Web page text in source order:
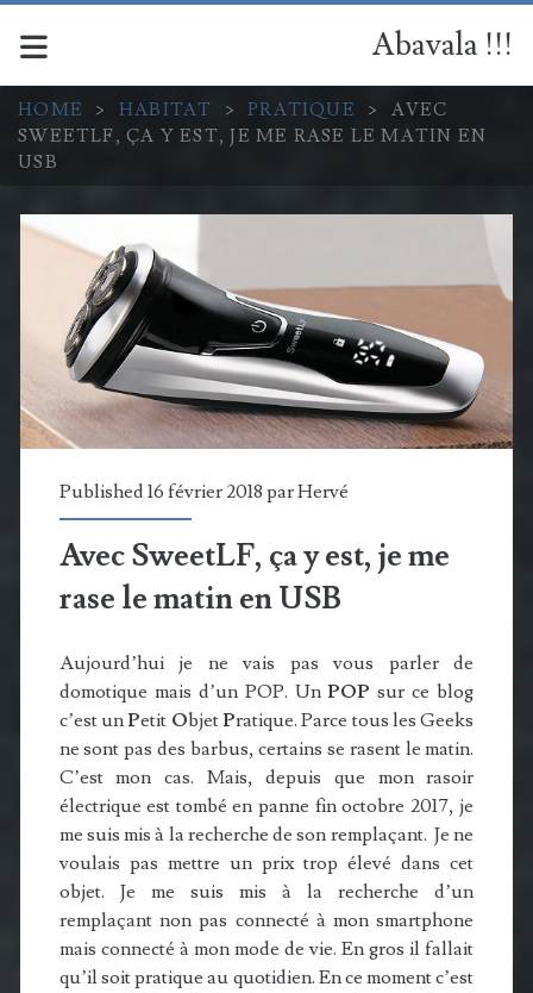
Abavala !!!
HOME > HABITAT > PRATIQUE >
AVEC
SWEETLF, ÇA Y EST, JE ME RASE LE MATIN EN
USB
Published 16 février 2018 parHervé
Avec SweetLF, ça y est, je me
rase le matin en USB
Aujourd’hui je ne vais pas vous parler de
domotique mais d’un POP. UnPOP sur ce blog
c’est unPetit ObjetPratique. Parce tous les Geeks
ne sont pas des barbus, certains se rasent le matin.
C’est mon cas. Mais, depuis que mon rasoir
électrique est tombé en panne fin octobre 2017, je
me suis mis à la recherche de son remplaçant. Je ne
voulais pas mettre un prix trop élevé dans cet
objet. Je me suis mis à la recherche d’un
remplaçant non pas connecté à mon smartphone
mais connecté à mon mode de vie. En gros il fallait
qu’il soit pratique au quotidien. En ce moment c’est